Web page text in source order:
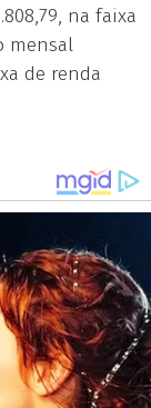
na faixa
mensal
de renda